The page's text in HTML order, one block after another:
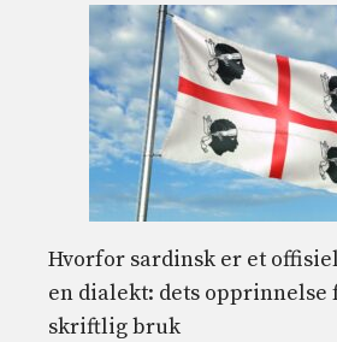
Hvorfor sardinsk er et
en dialekt: dets opprinnelse
skriftlig bruk